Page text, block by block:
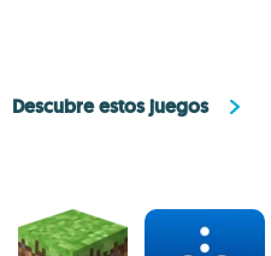
Descubre estos juegos